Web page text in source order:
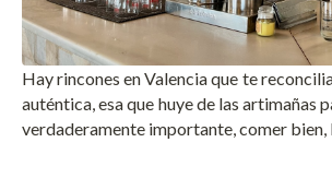
Hay rincones en Valencia que te
auténtica, esa que huye de las artimañas
verdaderamente importante, comer